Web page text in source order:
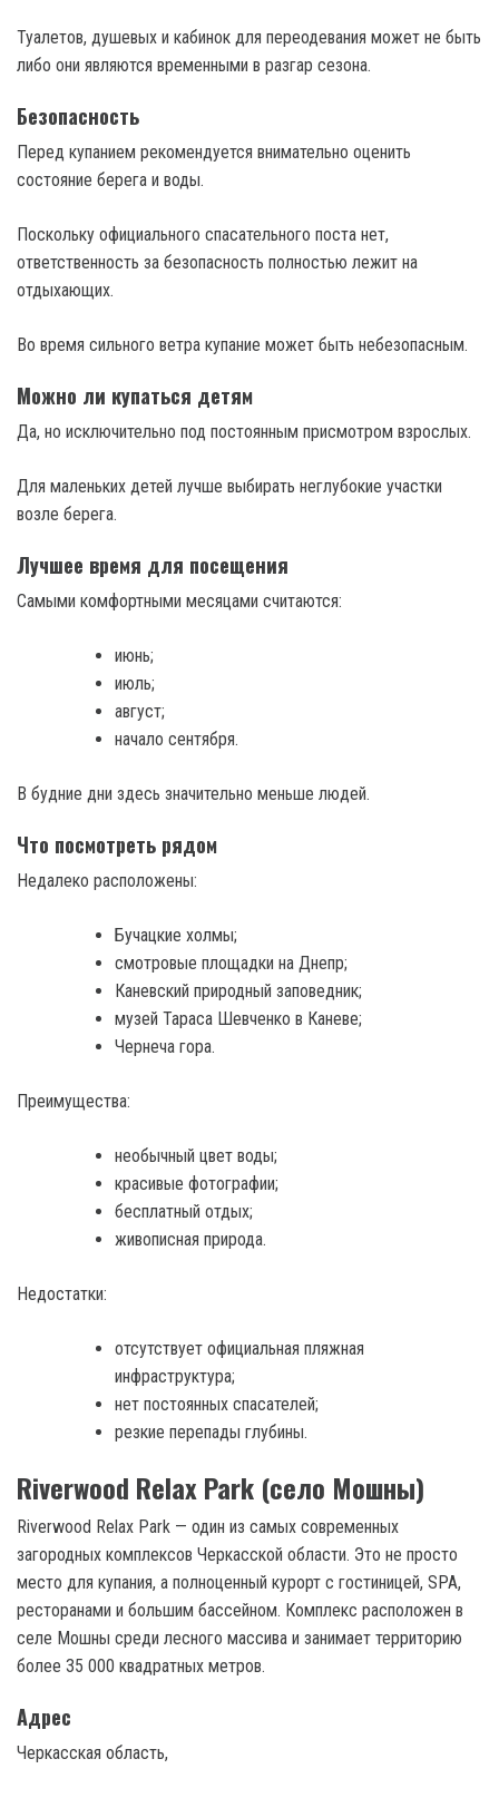
Туалетов, душевых и кабинок для переодевания может не быть
либо они являются временными в разгар сезона.
Безопасность
Перед купанием рекомендуется внимательно оценить
состояние берега и воды.
Поскольку официального спасательного поста нет,
ответственность за безопасность полностью лежит на
отдыхающих.
Во время сильного ветра купание может быть небезопасным.
Можно ли купаться детям
Да, но исключительно под постоянным присмотром взрослых.
Для маленьких детей лучше выбирать неглубокие участки
возле берега.
Лучшее время для посещения
Самыми комфортными месяцами считаются:
июнь;
июль;
август;
начало сентября.
В будние дни здесь значительно меньше людей.
Что посмотреть рядом
Недалеко расположены:
Бучацкие холмы;
смотровые площадки на Днепр;
Каневский природный заповедник;
музей Тараса Шевченко в Каневе;
Чернеча гора.
Преимущества:
необычный цвет воды;
красивые фотографии;
бесплатный отдых;
живописная природа.
Недостатки:
отсутствует официальная пляжная
инфраструктура;
нет постоянных спасателей;
резкие перепады глубины.
Riverwood Relax Park (село Мошны)
Riverwood Relax Park — один из самых современных
загородных комплексов Черкасской области. Это не просто
место для купания, а полноценный курорт с гостиницей, SPA,
ресторанами и большим бассейном. Комплекс расположен в
селе Мошны среди лесного массива и занимает территорию
более 35 000 квадратных метров.
Адрес
Черкасская область,